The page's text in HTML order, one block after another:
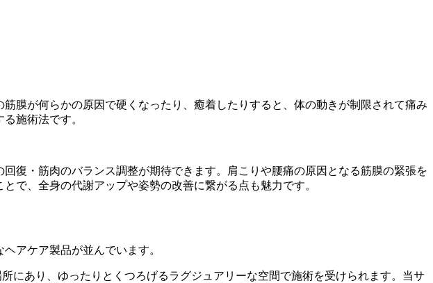
膜が何らかの原因で硬くなったり、癒着したりすると、体の動きが制限されて痛み
施術法です。
復・筋肉のバランス調整が期待できます。肩こりや腰痛の原因となる筋膜の緊張を
で、全身の代謝アップや姿勢の改善に繋がる点も魅力です。
にあり、ゆったりとくつろげるラグジュアリーな空間で施術を受けられます。当サ